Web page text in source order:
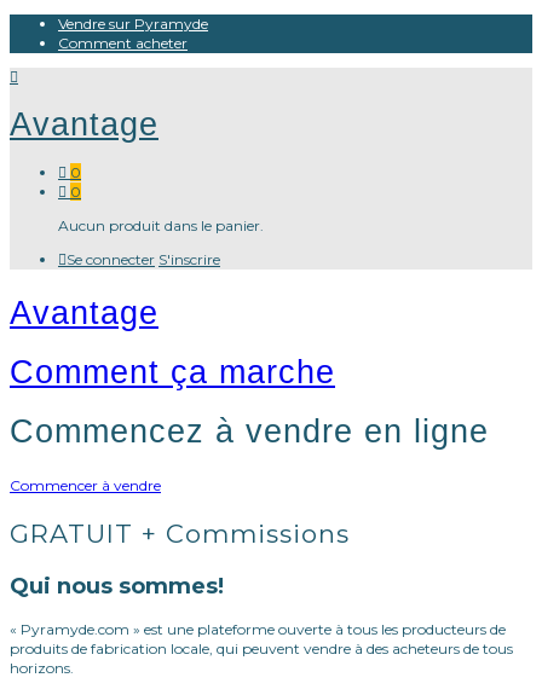
Vendre sur Pyramyde
Comment acheter
Avantage
0
0
Aucun produit dans le panier.
Se connecter S'inscrire
Avantage
Comment ça marche
Commencez à vendre en ligne
Commencer à vendre
GRATUIT + Commissions
Qui nous sommes!
« Pyramyde.com » est une plateforme ouverte à tous les producteurs de
produits de fabrication locale, qui peuvent vendre à des acheteurs de tous
horizons.